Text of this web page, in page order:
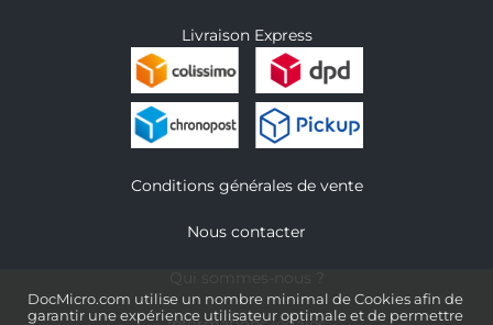
DocMicro.com utilise un nombre minimal de Cookies afin de
garantir une expérience utilisateur optimale et de permettre
Livraison Express
Conditions générales de vente
Nous contacter